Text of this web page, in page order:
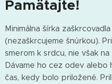
Pamätajte!
Minimálna šírka
(nezaškrcujeme šnúrkou).
smerom k srdcu, nie však
Dávame ho cez odev alebo
čas, kedy bolo priložené.